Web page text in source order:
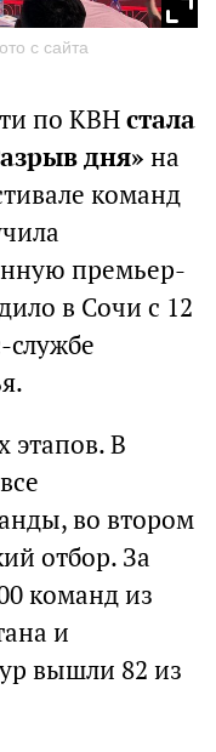
с сайта
по КВНстала
дня» на
команд
премьер-
в Сочи с 12
службе
этапов. В
во втором
отбор. За
команд из
и
вышли 82 из